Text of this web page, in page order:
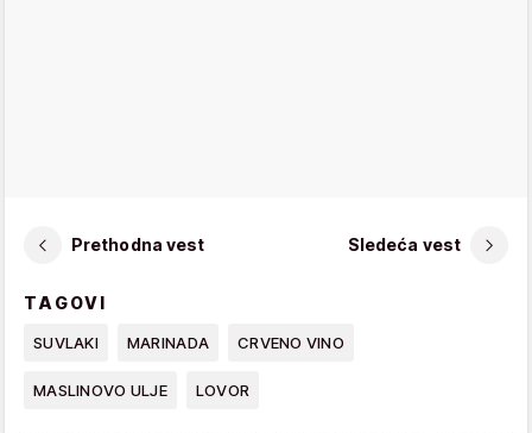
Prethodna vest Sledeća vest
TAGOVI
SUVLAKI MARINADA CRVENO VINO
MASLINOVO ULJE LOVOR